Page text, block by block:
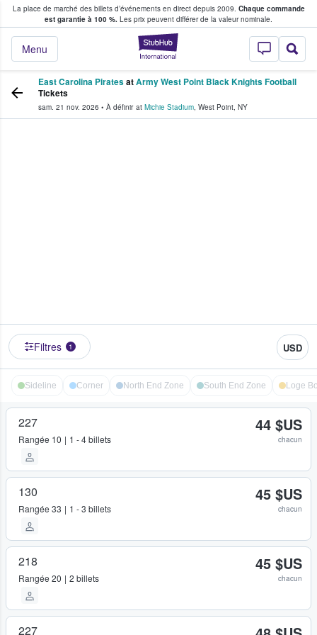
La place de marché des billets d’événements en direct depuis 2009. Chaque commande
est garantie à 100 %. Les prix peuvent différer de la valeur nominale.
StubHub - Où
Menu
fans achètent et vendent des billets
East Carolina PiratesatArmy West Point Black Knights Football
Tickets
sam. 21 nov. 2026 • À définir at Michie Stadium, West Point, NY
Filtres 1 USD
Sideline Corner North End Zone South End Zone Loge
227
Rangée 10 1 - 4 billets
44 $US
chacun
130
Rangée 33 1 - 3 billets
45 $US
chacun
218
Rangée 20 2 billets
45 $US
chacun
227